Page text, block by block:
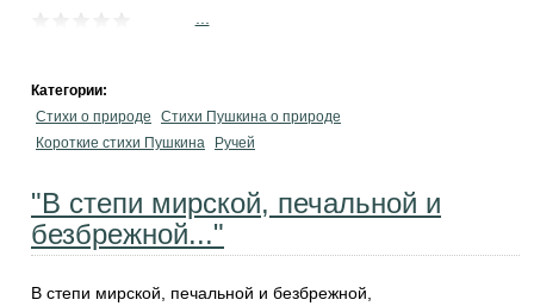
Категории:
Стихи о природе
Стихи Пушкина о природе
Короткие стихи Пушкина
Ручей
"В степи мирской, печальной и
безбрежной..."
В степи мирской, печальной и безбрежной,